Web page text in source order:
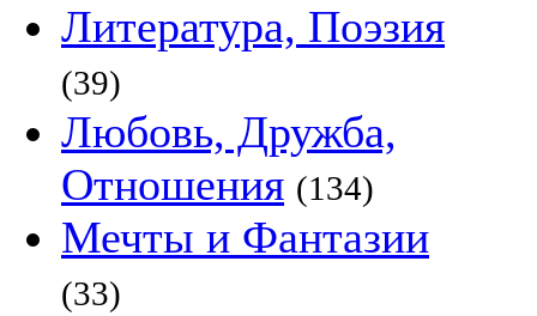
Литература, Поэзия
(39)
Любовь, Дружба,
Отношения (134)
Мечты и Фантазии
(33)